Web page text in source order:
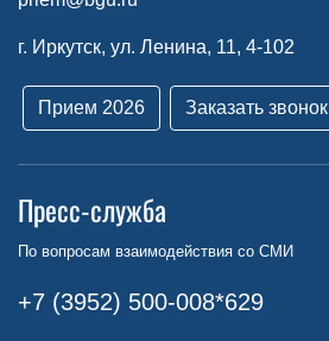
г. Иркутск, ул. Ленина, 11, 4-102
Прием 2026 Заказать звонок
Пресс-служба
По вопросам взаимодействия со СМИ
+7 (3952) 500-008*629